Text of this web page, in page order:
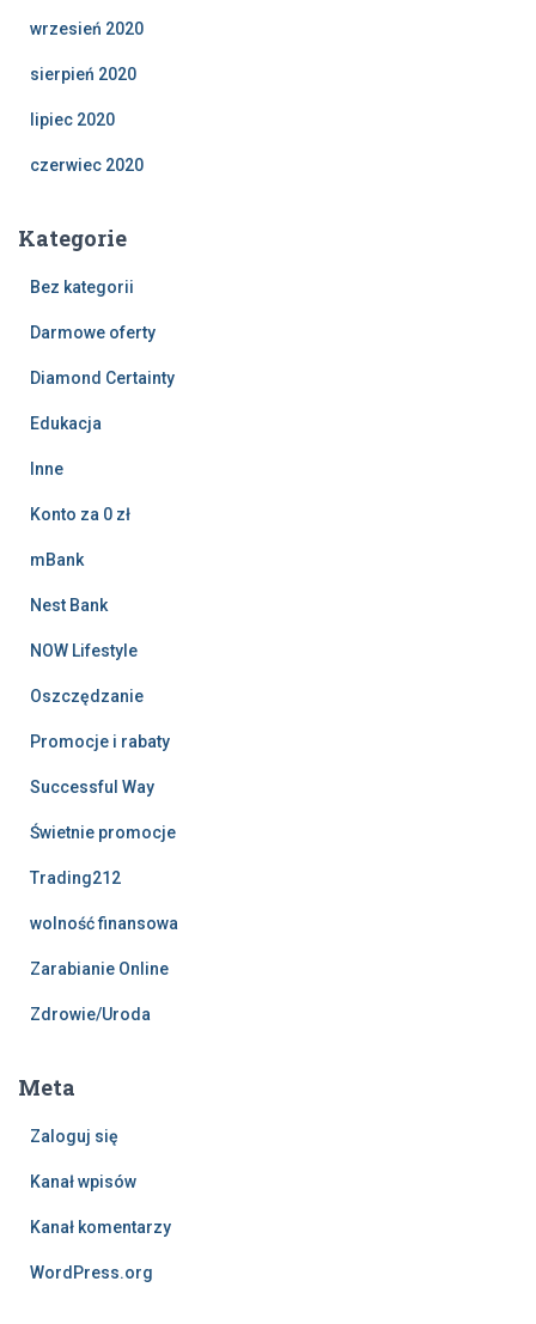
wrzesień 2020
sierpień 2020
lipiec 2020
czerwiec 2020
Kategorie
Bez kategorii
Darmowe oferty
Diamond Certainty
Edukacja
Inne
Konto za 0 zł
mBank
Nest Bank
NOW Lifestyle
Oszczędzanie
Promocje i rabaty
Successful Way
Świetnie promocje
Trading212
wolność finansowa
Zarabianie Online
Zdrowie/Uroda
Meta
Zaloguj się
Kanał wpisów
Kanał komentarzy
WordPress.org